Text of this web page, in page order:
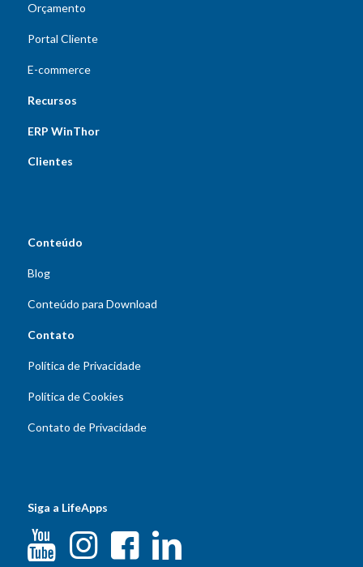
Orçamento
Portal Cliente
E-commerce
Recursos
ERP WinThor
Clientes
Conteúdo
Blog
Conteúdo para Download
Contato
Política de Privacidade
Política de Cookies
Contato de Privacidade
Siga a LifeApps